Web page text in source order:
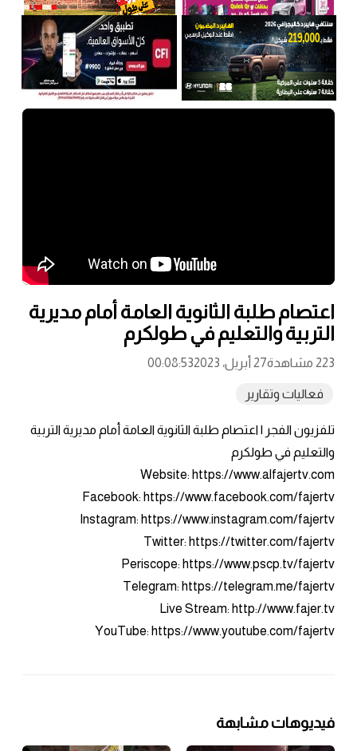
اعتصام طلبة الثانوية العامة أمام مديرية
التربية والتعليم في طولكرم
223 مشاهدة 27 أبريل، 2023 00:08:53
فعاليات وتقارير
تلفزيون الفجر | اعتصام طلبة الثانوية العامة أمام مديرية التربية
والتعليم في طولكرم
Website: https://www.alfajertv.com
Facebook: https://www.facebook.com/fajertv
Instagram: https://www.instagram.com/fajertv
Twitter: https://twitter.com/fajertv
Periscope: https://www.pscp.tv/fajertv
Telegram: https://telegram.me/fajertv
Live Stream: http://www.fajer.tv
YouTube: https://www.youtube.com/fajertv
فيديوهات مشابهة